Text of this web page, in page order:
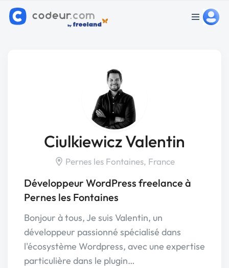
Ciulkiewicz Valentin
Pernes les Fontaines, France
Développeur WordPress freelance à
Pernes les Fontaines
Bonjour à tous, Je suis Valentin, un
développeur passionné spécialisé dans
l'écosystème Wordpress, avec une expertise
particulière dans le plugin…